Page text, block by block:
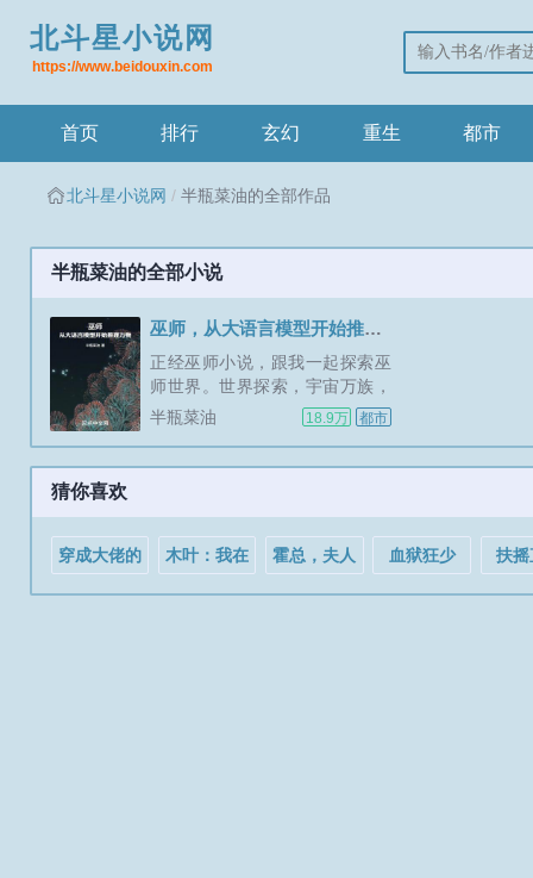
北斗星小说网
https://www.beidouxin.com
首页 排行 玄幻 重生 都市
北斗星小说网 半瓶菜油的全部作品
半瓶菜油的全部小说
巫师，从大语言模型开始推理万物
正经巫师小说，跟我一起探索巫
师世界。世界探索，宇宙万族，
神秘历史，听我慢慢道来。罗嘉
他。罗嘉看着...
半瓶菜油 18.9万 都市
猜你喜欢
穿成大佬的
小仙女
木叶：我在
忍界肝经验
霍总，夫人
的十个哥哥
血狱狂少 扶摇